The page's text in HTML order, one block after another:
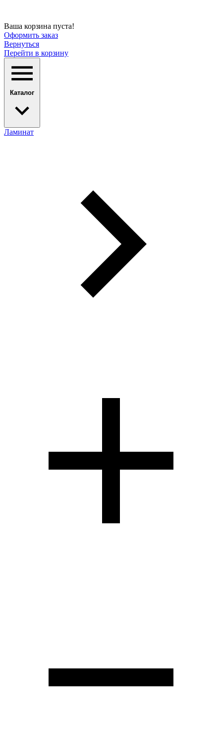
Ваша корзина пуста!
Оформить заказ
Вернуться
Перейти в корзину
Каталог
Ламинат